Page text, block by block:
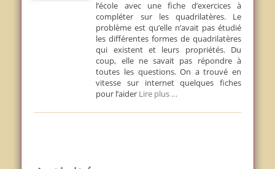
l’école avec une fiche d’exercices à
compléter sur les quadrilatères. Le
problème est qu’elle n’avait pas étudié
les différentes formes de quadrilatères
qui existent et leurs propriétés. Du
coup, elle ne savait pas répondre à
toutes les questions. On a trouvé en
vitesse sur internet quelques fiches
pour l’aider Lire plus …